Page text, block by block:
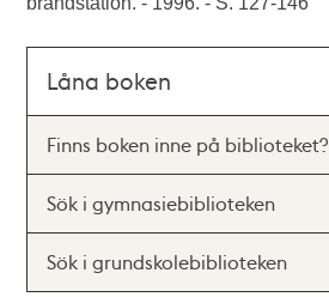
Låna boken
Finns boken inne på biblioteket?
Sök i gymnasiebiblioteken
Sök i grundskolebiblioteken